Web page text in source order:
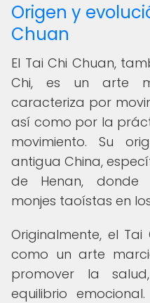
Origen y
Chuan
El Tai Chi Chuan,
Chi, es un arte
caracteriza por
así como por la
movimiento. Su
antigua China,
de Henan,
monjes taoístas en los
Originalmente, el
como un arte
promover la
equilibrio